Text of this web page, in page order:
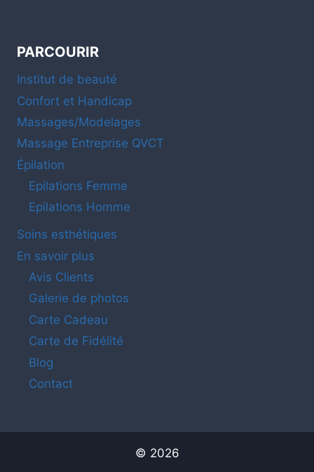
PARCOURIR
Institut de beauté
Confort et Handicap
Massages/Modelages
Massage Entreprise QVCT
Épilation
Epilations Femme
Epilations Homme
Soins esthétiques
En savoir plus
Avis Clients
Galerie de photos
Carte Cadeau
Carte de Fidélité
Blog
Contact
© 2026